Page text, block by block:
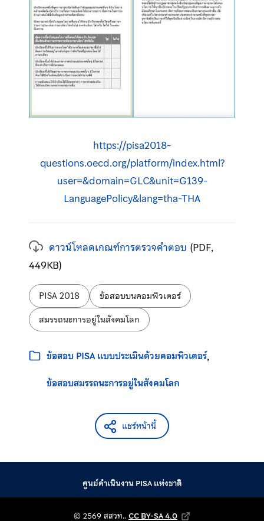
https://pisa2018-
questions.oecd.org/platform/index.html?
user=&domain=GLC&unit=G139-
LanguagePolicy&lang=tha-THA
ดาวน์โหลดเกณฑ์การตรวจคำตอบ (PDF,
449KB)
ป้ายกำกับ:
PISA 2018
ข้อสอบบนคอมพิวเตอร์
สมรรถนะการอยู่ในสังคมโลก
หมวดหมู่:
ข้อสอบ PISA แบบประเมินด้วยคอมพิวเตอร์
ข้อสอบสมรรถนะการอยู่ในสังคมโลก
แชร์หน้านี้
ศูนย์ดำเนินงาน PISA แห่งชาติ
© 2569 สสวท.. CC BY-SA 4.0